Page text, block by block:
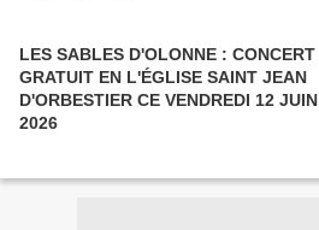
LES SABLES D'OLONNE : CONCERT
GRATUIT EN L'ÉGLISE SAINT JEAN
D'ORBESTIER CE VENDREDI 12 JUIN
2026